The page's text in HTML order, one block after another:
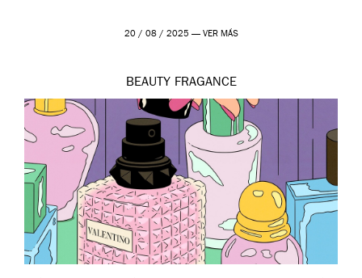
20 / 08 / 2025 — VER MÁS
BEAUTY FRAGANCE